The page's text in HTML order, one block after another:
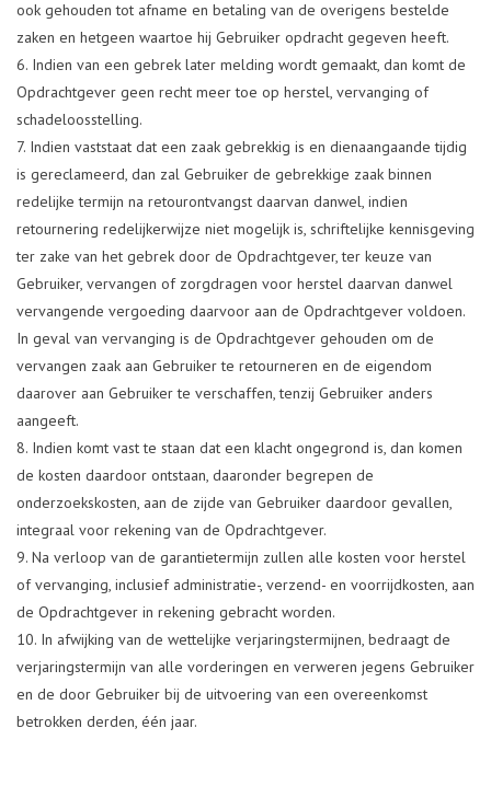
ook gehouden tot afname en betaling van de overigens bestelde
zaken en hetgeen waartoe hij Gebruiker opdracht gegeven heeft.
Indien van een gebrek later melding wordt gemaakt, dan komt de
Opdrachtgever geen recht meer toe op herstel, vervanging of
schadeloosstelling.
Indien vaststaat dat een zaak gebrekkig is en dienaangaande tijdig
is gereclameerd, dan zal Gebruiker de gebrekkige zaak binnen
redelijke termijn na retourontvangst daarvan danwel, indien
retournering redelijkerwijze niet mogelijk is, schriftelijke kennisgeving
ter zake van het gebrek door de Opdrachtgever, ter keuze van
Gebruiker, vervangen of zorgdragen voor herstel daarvan danwel
vervangende vergoeding daarvoor aan de Opdrachtgever voldoen.
In geval van vervanging is de Opdrachtgever gehouden om de
vervangen zaak aan Gebruiker te retourneren en de eigendom
daarover aan Gebruiker te verschaffen, tenzij Gebruiker anders
aangeeft.
Indien komt vast te staan dat een klacht ongegrond is, dan komen
de kosten daardoor ontstaan, daaronder begrepen de
onderzoekskosten, aan de zijde van Gebruiker daardoor gevallen,
integraal voor rekening van de Opdrachtgever.
Na verloop van de garantietermijn zullen alle kosten voor herstel
of vervanging, inclusief administratie-, verzend- en voorrijdkosten, aan
de Opdrachtgever in rekening gebracht worden.
In afwijking van de wettelijke verjaringstermijnen, bedraagt de
verjaringstermijn van alle vorderingen en verweren jegens Gebruiker
en de door Gebruiker bij de uitvoering van een overeenkomst
betrokken derden, één jaar.